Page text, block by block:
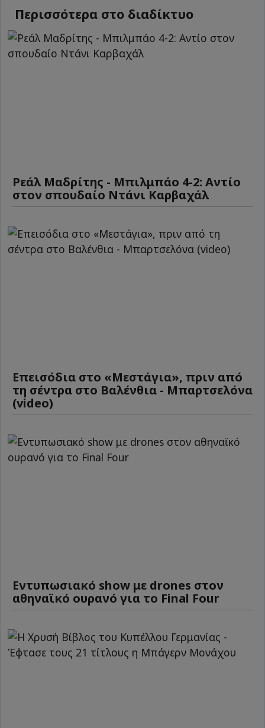
Περισσότερα στο διαδίκτυο
Ρεάλ Μαδρίτης - Μπιλμπάο 4-2: Αντίο
στον σπουδαίο Ντάνι Καρβαχάλ
Επεισόδια στο «Μεστάγια», πριν από
τη σέντρα στο Βαλένθια - Μπαρτσελόνα
(video)
Εντυπωσιακό show με drones στον
αθηναϊκό ουρανό για το Final Four